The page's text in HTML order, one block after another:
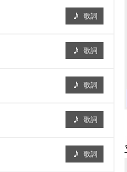
歌詞
歌詞
歌詞
歌詞
歌詞